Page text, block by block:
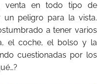
venta en todo tipo de
un peligro para la vista.
a tener varios
el coche, el bolso y la
cuestionadas por los